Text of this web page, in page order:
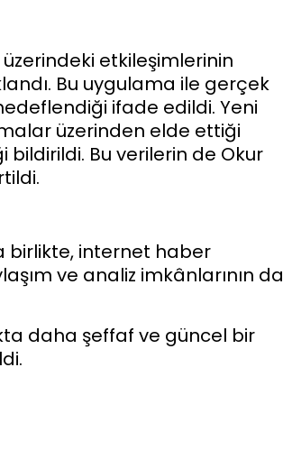
etkileşimlerinin
Bu uygulama ile gerçek
ifade edildi. Yeni
üzerinden elde ettiği
Bu verilerin de Okur
birlikte, internet haber
ve analiz imkânlarının da
daha şeffaf ve güncel bir